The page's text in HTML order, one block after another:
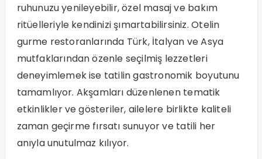
ruhunuzu yenileyebilir, özel masaj ve bakım
ritüelleriyle kendinizi şımartabilirsiniz. Otelin
gurme restoranlarında Türk, İtalyan ve Asya
mutfaklarından özenle seçilmiş lezzetleri
deneyimlemek ise tatilin gastronomik boyutunu
tamamlıyor. Akşamları düzenlenen tematik
etkinlikler ve gösteriler, ailelere birlikte kaliteli
zaman geçirme fırsatı sunuyor ve tatili her
anıyla unutulmaz kılıyor.